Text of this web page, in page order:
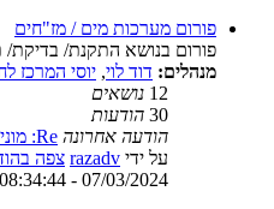
פורום מערכות מים / מז"חים
פורום בנושא התקנת/ בדיקת/
מנהלים: דוד לוי, יוסי המרכז
12 נושאים
30 הודעות
הודעה אחרונה Re: מוני מים חמים
על ידי razadv צפה
07/03/2024 - 08:34:44